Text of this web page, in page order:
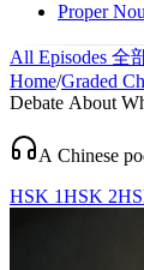
Proper
All Episodes 全
Home/Graded
Debate About
A Chinese
HSK 1HSK 2